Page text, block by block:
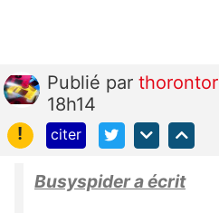
Publié par thorontor
18h14
!
citer
Busyspider a écrit